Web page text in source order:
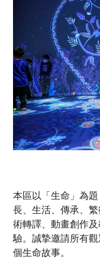
本區以「生命」為
長、生活、傳承、
術轉譯、動畫創作
驗。誠摯邀請所有
個生命故事。